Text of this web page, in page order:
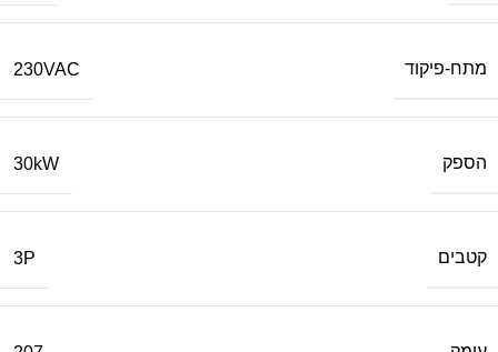
מתח-פיקוד 230VAC
הספק 30kW
קטבים 3P